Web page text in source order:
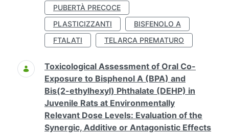
PUBERTÀ PRECOCE
PLASTICIZZANTI
BISFENOLO A
FTALATI
TELARCA PREMATURO
Toxicological Assessment of Oral Co-
Exposure to Bisphenol A (BPA) and
Bis(2-ethylhexyl) Phthalate (DEHP) in
Juvenile Rats at Environmentally
Relevant Dose Levels: Evaluation of the
Synergic, Additive or Antagonistic Effects